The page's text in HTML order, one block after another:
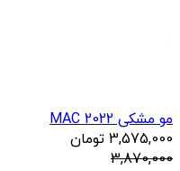
مو مشکی 2022 MAC
3,575,000 تومان
3,870,000